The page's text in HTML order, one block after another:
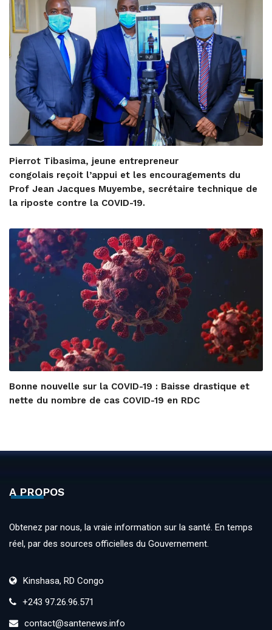
Pierrot Tibasima, jeune entrepreneur
congolais reçoit l’appui et les encouragements du
Prof Jean Jacques Muyembe, secrétaire technique de
la riposte contre la COVID-19.
Bonne nouvelle sur la COVID-19 : Baisse drastique et
nette du nombre de cas COVID-19 en RDC
A PROPOS
Obtenez par nous, la vraie information sur la santé. En temps
réel, par des sources officielles du Gouvernement.
Kinshasa, RD Congo
+243 97.26.96.571
contact@santenews.info